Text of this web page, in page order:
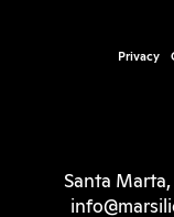
Privacy
Santa Marta,